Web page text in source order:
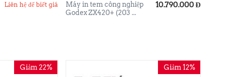
Liên hệ để biết giá
Máy in tem công nghiệp
Godex ZX420+ (203 ...
10.790.000Đ
Giảm 22% Giảm 12%